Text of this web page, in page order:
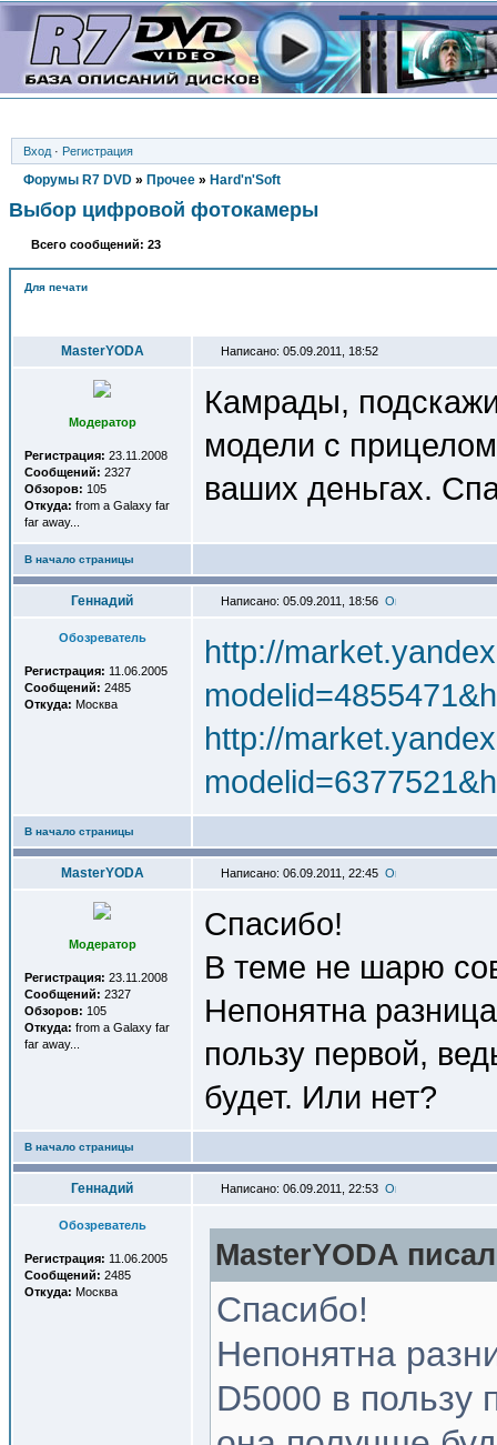
Вход · Регистрация
Форумы R7 DVD » Прочее » Hard'n'Soft
Выбор цифровой фотокамеры
Всего сообщений: 23
Для печати
MasterYODA Написано: 05.09.2011, 18:52
Модератор
Регистрация: 23.11.2008
Сообщений: 2327
Обзоров: 105
Откуда: from a Galaxy far
far away...
Камрады,
модели с
ваших деньгах.
В начало страницы
Геннадий Написано: 05.09.2011, 18:56
Обозреватель
Регистрация: 11.06.2005
Сообщений: 2485
Откуда: Москва
http://
http://
В начало страницы
MasterYODA Написано: 06.09.2011, 22:45
Модератор
Регистрация: 23.11.2008
Сообщений: 2327
Обзоров: 105
Откуда: from a Galaxy far
far away...
Спасибо!
В теме не шарю
Непонятна
пользу первой,
будет. Или нет?
В начало страницы
Геннадий Написано: 06.09.2011, 22:53
Обозреватель
Регистрация: 11.06.2005
Сообщений: 2485
Откуда: Москва
MasterYODA
Спасибо!
Непонятна
D5000 в пользу